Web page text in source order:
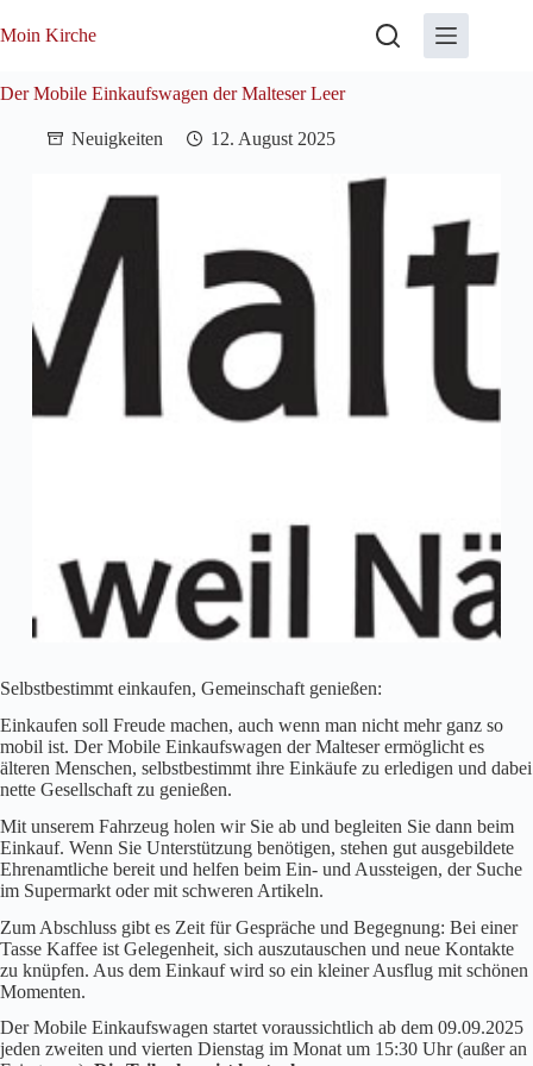
Inhalt
Moin Kirche
Der Mobile Einkaufswagen der Malteser Leer
Neuigkeiten 12. August 2025
Selbstbestimmt einkaufen, Gemeinschaft genießen:
Einkaufen soll Freude machen, auch wenn man nicht mehr ganz so
mobil ist. Der Mobile Einkaufswagen der Malteser ermöglicht es
älteren Menschen, selbstbestimmt ihre Einkäufe zu erledigen und dabei
nette Gesellschaft zu genießen.
Mit unserem Fahrzeug holen wir Sie ab und begleiten Sie dann beim
Einkauf. Wenn Sie Unterstützung benötigen, stehen gut ausgebildete
Ehrenamtliche bereit und helfen beim Ein- und Aussteigen, der Suche
im Supermarkt oder mit schweren Artikeln.
Zum Abschluss gibt es Zeit für Gespräche und Begegnung: Bei einer
Tasse Kaffee ist Gelegenheit, sich auszutauschen und neue Kontakte
zu knüpfen. Aus dem Einkauf wird so ein kleiner Ausflug mit schönen
Momenten.
Der Mobile Einkaufswagen startet voraussichtlich ab dem 09.09.2025
jeden zweiten und vierten Dienstag im Monat um 15:30 Uhr (außer an